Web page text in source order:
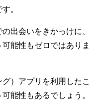
す。
出会いをきかっけに、
能性もゼロではありま
）アプリを利用したこ
能性もあるでしょう。